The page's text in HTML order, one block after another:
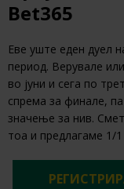
Bet365
Еве уште еден дуел
период. Верувале
во јуни и сега по
спрема за финале,
значење за нив.
тоа и предлагаме 1/